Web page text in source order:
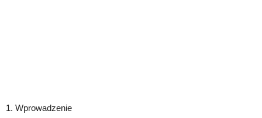
1. Wprowadzenie